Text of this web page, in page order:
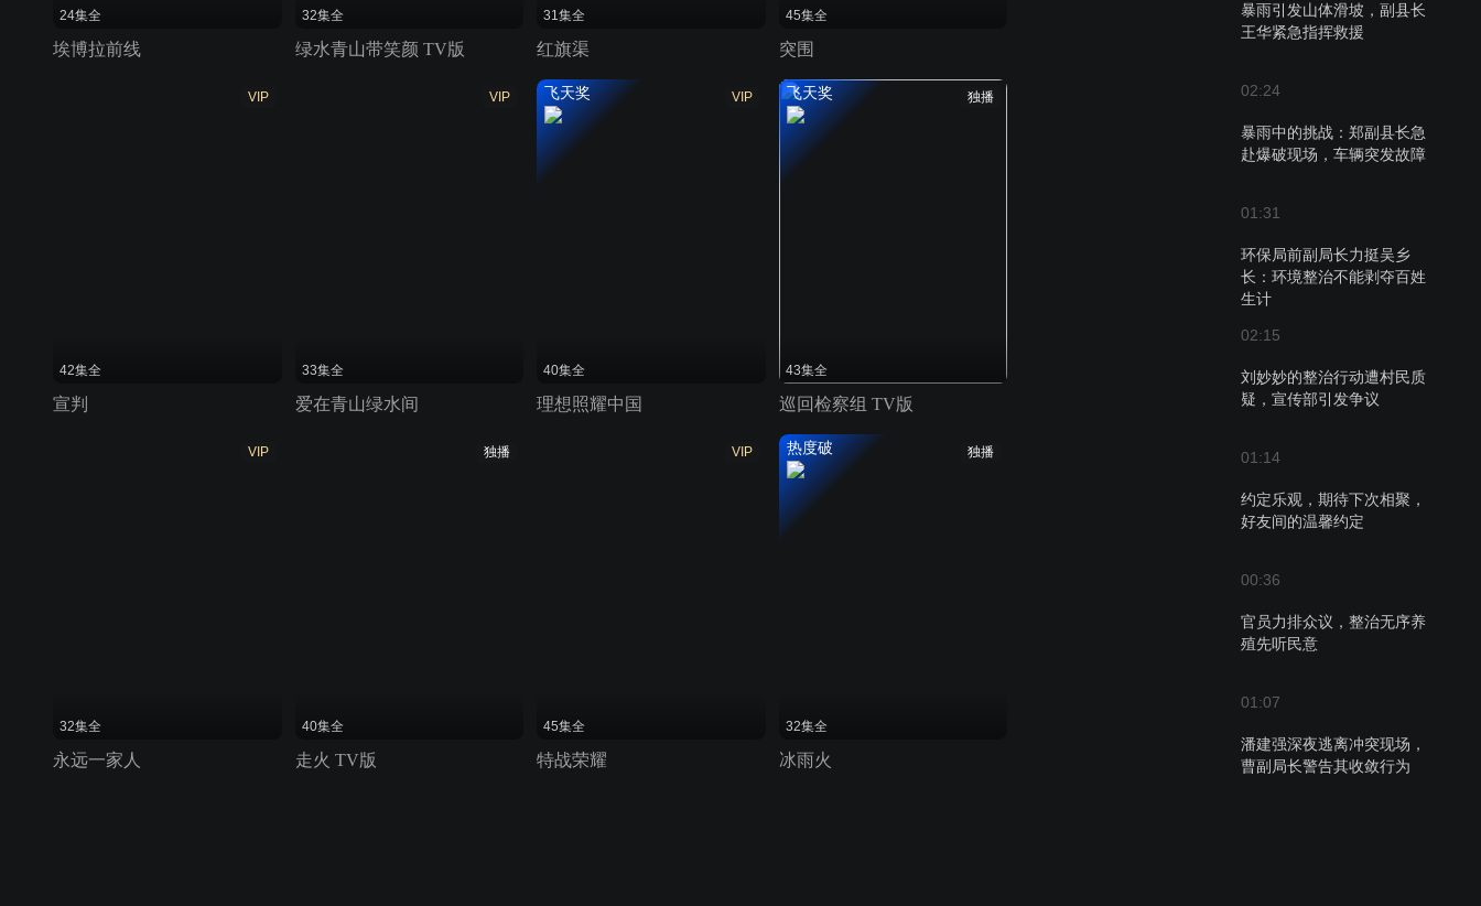
暴雨引发山体滑坡，副县长
王华紧急指挥救援
02:24
暴雨中的挑战：郑副县长急
赴爆破现场，车辆突发故障
01:31
环保局前副局长力挺吴乡
长：环境整治不能剥夺百姓
生计
02:15
刘妙妙的整治行动遭村民质
疑，宣传部引发争议
01:14
约定乐观，期待下次相聚，
好友间的温馨约定
00:36
官员力排众议，整治无序养
殖先听民意
01:07
潘建强深夜逃离冲突现场，
曹副局长警告其收敛行为
24集全
埃博拉前线
32集全
绿水青山带笑颜 TV版
31集全
红旗渠
45集全
突围
VIP
42集全
宣判
VIP
33集全
爱在青山绿水间
VIP
飞天奖
40集全
理想照耀中国
独播
飞天奖
43集全
巡回检察组 TV版
VIP
32集全
永远一家人
独播
40集全
走火 TV版
VIP
45集全
特战荣耀
独播
热度破
32集全
冰雨火